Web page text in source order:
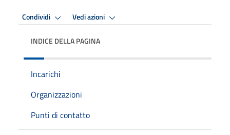
Condividi Vedi azioni
INDICE DELLA PAGINA
Incarichi
Organizzazioni
Punti di contatto